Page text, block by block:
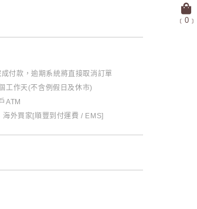
﹝ 0﹞
付款，逾期系統將直接取消訂單
工作天(不含例假日及休市)
ATM
外買家[順豐到付運費 / EMS]